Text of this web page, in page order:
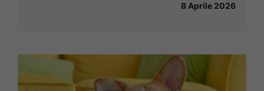
8 Aprile 2026